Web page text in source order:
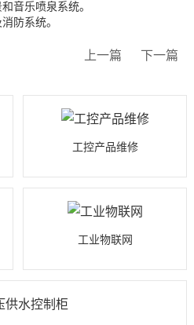
音乐喷泉系统。
防系统。
上一篇 下一篇
工控产品维修
工业物联网